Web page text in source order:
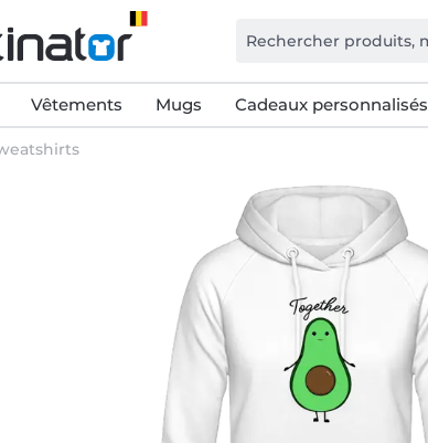
Vêtements Mugs Cadeaux personnalisés